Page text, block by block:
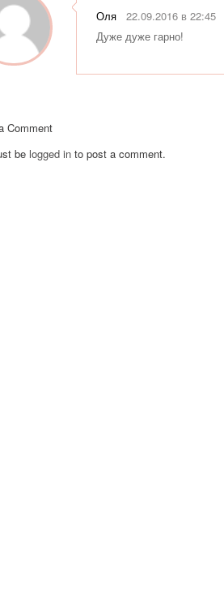
Оля
22.09.2016 в 22:45
Дуже дуже гарно!
Comment
be logged into post a comment.